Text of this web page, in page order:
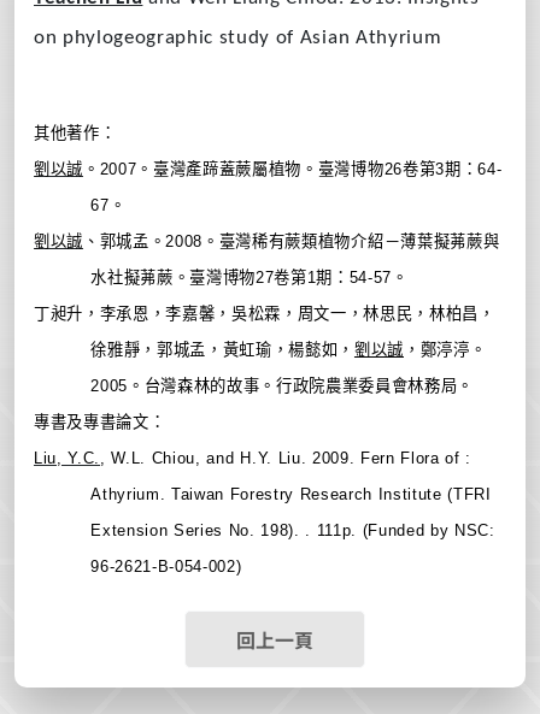
on phylogeographic study of Asian Athyrium
其他著作：
劉以誠 。 2007 。臺灣產蹄蓋蕨屬植物。臺灣博物26卷第3期：64-
67 。
劉以誠 、郭城孟。 2008 。臺灣稀有蕨類植物介紹－薄葉擬茀蕨與
水社擬茀蕨。臺灣博物27卷第1期： 54-57 。
丁昶升，李承恩，李嘉馨，吳松霖，周文一，林思民，林柏昌，
徐雅靜，郭城孟，黃虹瑜，楊懿如， 劉以誠 ，鄭渟渟。
2005 。台灣森林的故事。行政院農業委員會林務局。
專書及專書論文：
Liu, Y.C.
, W.L. Chiou, and H.Y. Liu. 2009. Fern Flora of :
Athyrium. Taiwan Forestry Research Institute (TFRI
Extension Series No. 198). . 111p. (Funded by NSC:
96-2621-B-054-002)
回上一頁